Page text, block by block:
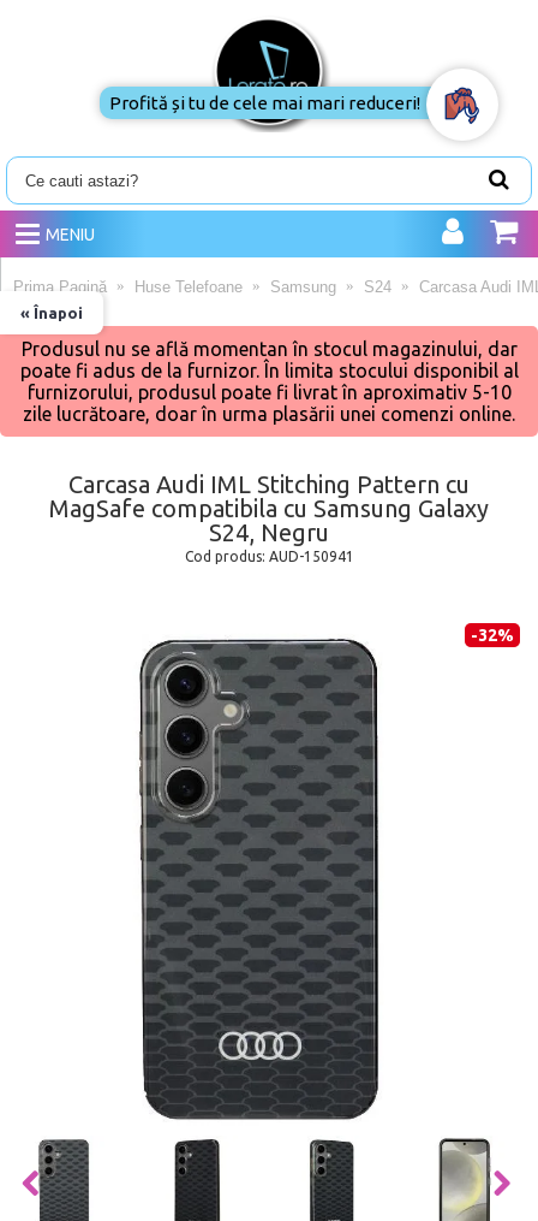
MENIU
« Înapoi
Prima Pagină Huse Telefoane Samsung S24 Carcasa Audi
Produsul nu se află momentan în stocul magazinului, dar
poate fi adus de la furnizor. În limita stocului disponibil al
furnizorului, produsul poate fi livrat în aproximativ 5-10
zile lucrătoare, doar în urma plasării unei comenzi online.
Carcasa Audi IML Stitching Pattern cu
MagSafe compatibila cu Samsung Galaxy
S24, Negru
Cod produs: AUD-150941
-32%
Profită și tu de cele mai mari reduceri!